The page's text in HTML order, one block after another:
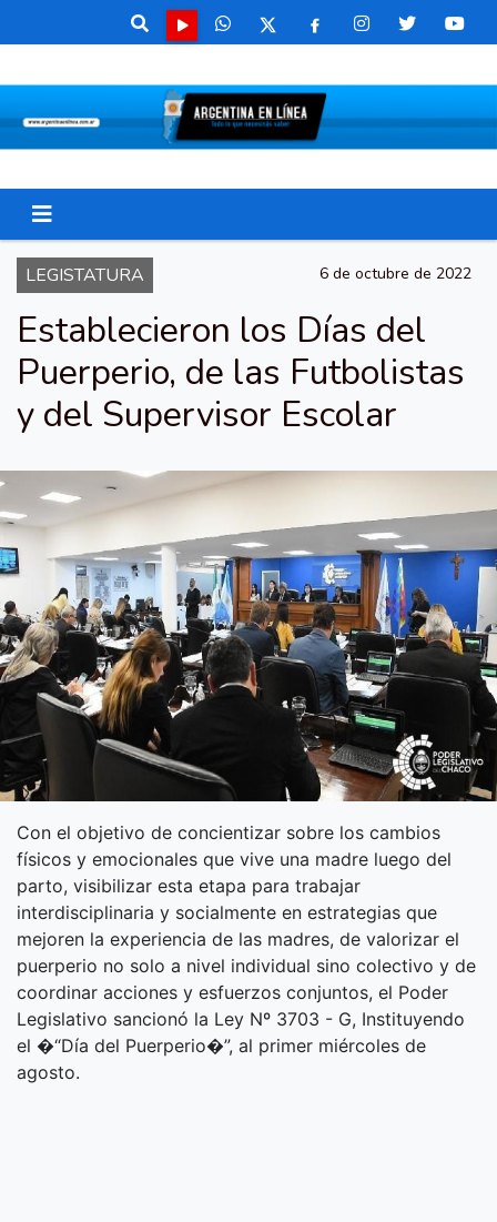
LEGISTATURA 6 de octubre de 2022
Establecieron los Días del
Puerperio, de las Futbolistas
y del Supervisor Escolar
Con el objetivo de concientizar sobre los cambios
físicos y emocionales que vive una madre luego del
parto, visibilizar esta etapa para trabajar
interdisciplinaria y socialmente en estrategias que
mejoren la experiencia de las madres, de valorizar el
puerperio no solo a nivel individual sino colectivo y de
coordinar acciones y esfuerzos conjuntos, el Poder
Legislativo sancionó la Ley Nº 3703 - G, Instituyendo
el �“Día del Puerperio�”, al primer miércoles de
agosto.